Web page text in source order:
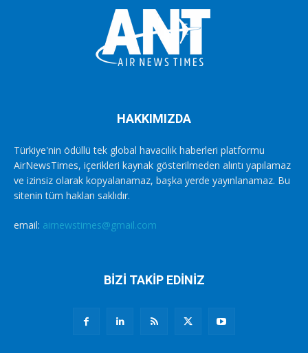
HAKKIMIZDA
Türkiye'nin ödüllü tek global havacılık haberleri platformu
AirNewsTimes, içerikleri kaynak gösterilmeden alıntı yapılamaz
ve izinsiz olarak kopyalanamaz, başka yerde yayınlanamaz. Bu
sitenin tüm hakları saklıdır.
email: airnewstimes@gmail.com
BİZİ TAKİP EDİNİZ